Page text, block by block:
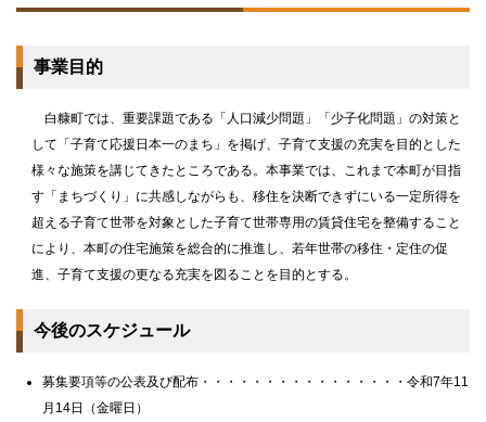
事業目的
白糠町では、重要課題である「人口減少問題」「少子化問題」の対策と
して「子育て応援日本一のまち」を掲げ、子育て支援の充実を目的とした
様々な施策を講じてきたところである。本事業では、これまで本町が目指
す「まちづくり」に共感しながらも、移住を決断できずにいる一定所得を
超える子育て世帯を対象とした子育て世帯専用の賃貸住宅を整備すること
により、本町の住宅施策を総合的に推進し、若年世帯の移住・定住の促
進、子育て支援の更なる充実を図ることを目的とする。
今後のスケジュール
募集要項等の公表及び配布・・・・・・・・・・・・・・・・令和7年11
月14日（金曜日）